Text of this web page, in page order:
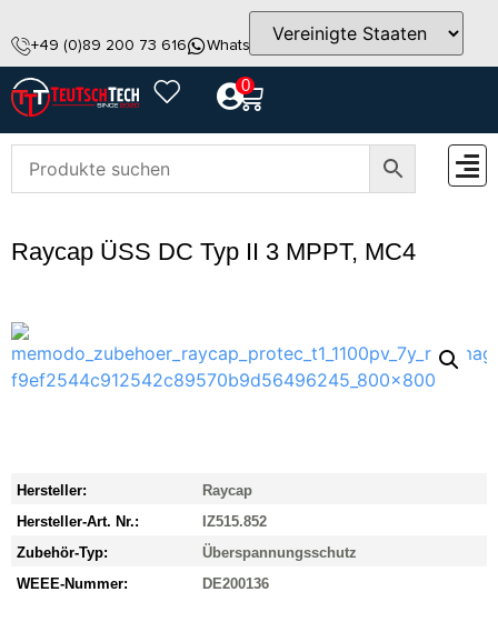
+49 (0)89 200 73 616 WhatsApp info@teutschtech.com
0
Raycap ÜSS DC Typ II 3 MPPT, MC4
Hersteller:
Raycap
Hersteller-Art. Nr.:
IZ515.852
Zubehör-Typ:
Überspannungsschutz
WEEE-Nummer:
DE200136